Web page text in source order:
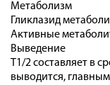
Метаболизм
Гликлазид
Активные
Выведение
T1/2 ­составляет­ в­
выводится,­